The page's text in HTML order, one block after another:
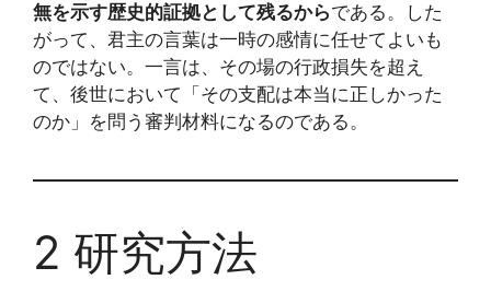
無を示す歴史的証拠として残るからである。した
がって、君主の言葉は一時の感情に任せてよいも
のではない。一言は、その場の行政損失を超え
て、後世において「その支配は本当に正しかった
のか」を問う審判材料になるのである。
2 研究方法